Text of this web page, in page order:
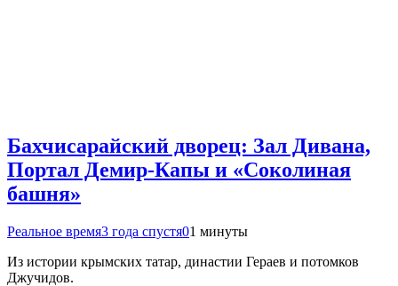
Бахчисарайский дворец: Зал Дивана,
Портал Демир-Капы и «Соколиная
башня»
Реальное время3 года спустя01 минуты
Из истории крымских татар, династии Гераев и потомков
Джучидов.